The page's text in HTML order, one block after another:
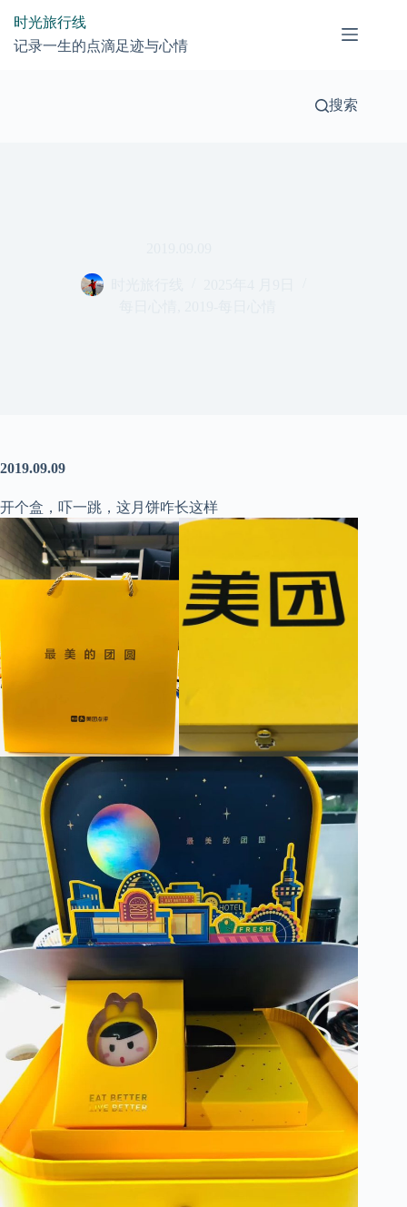
时光旅行线
记录一生的点滴足迹与心情
搜索
2019.09.09
开个盒，吓一跳，这月饼咋长这样